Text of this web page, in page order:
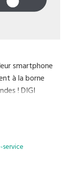
smartphone
à la borne
! DIGI
en réduisant
de stress
service